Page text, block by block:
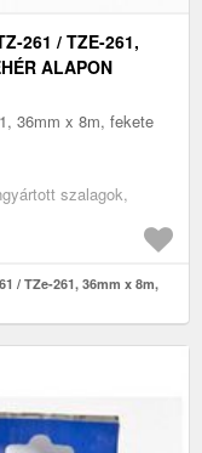
261 / TZE-261,
ALAPON
36mm x 8m, fekete
szalagok,
/ TZe-261, 36mm x 8m,